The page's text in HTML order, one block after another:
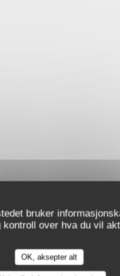
bruker
kontroll over hva du vil
OK, aksepter alt